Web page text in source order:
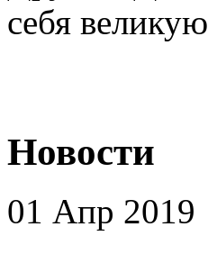
себя
Новости
01 Апр 2019